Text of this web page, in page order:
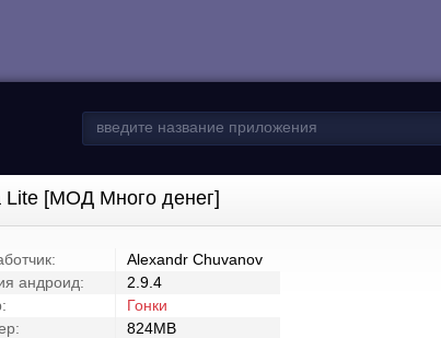
Lite [МОД Много денег]
Alexandr Chuvanov
андроид:
2.9.4
Гонки
824MB